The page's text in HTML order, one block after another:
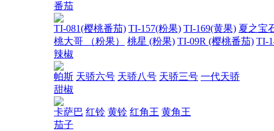
番茄
TI-081(樱桃番茄) TI-157(粉果) TI-169(黄果) 夏之宝
桃大哥 （粉果）
桃星 (粉果) TI-09R (樱桃番茄) TI-
辣椒
帕斯 天骄六号 天骄八号 天骄三号 一代天骄
甜椒
卡萨巴 红铃 黄铃 红角王 黄角王
茄子